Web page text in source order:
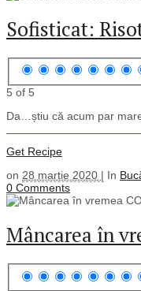
Sofisticat:
5 of 5
Da…știu că acum par
Get Recipe
on 28 martie 2020 | In
0 Comments
Mâncarea în